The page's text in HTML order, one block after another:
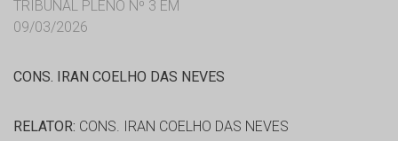
TRIBUNAL PLENO Nº 3 EM
09/03/2026
CONS. IRAN COELHO DAS NEVES
RELATOR: CONS. IRAN COELHO DAS NEVES